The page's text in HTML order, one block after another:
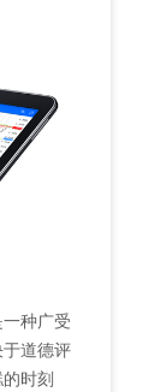
种广受
道德评
时刻